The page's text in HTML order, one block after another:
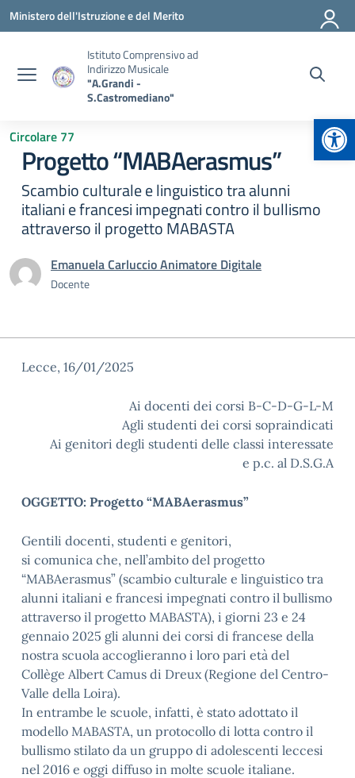
Vai ai contenuti
Vai al menu di navigazione
Vai al footer
Ministero dell'Istruzione e del Merito
Istituto Comprensivo ad
Indirizzo Musicale
"A.Grandi -
S.Castromediano"
Circolare 77
Progetto “MABAerasmus”
Scambio culturale e linguistico tra alunni
italiani e francesi impegnati contro il bullismo
attraverso il progetto MABASTA
Emanuela Carluccio Animatore Digitale
Docente
Lecce, 16/01/2025
Ai docenti dei corsi B-C-D-G-L-M
Agli studenti dei corsi sopraindicati
Ai genitori degli studenti delle classi interessate
e p.c. al D.S.G.A
OGGETTO: Progetto “MABAerasmus”
Gentili docenti, studenti e genitori,
si comunica che, nell’ambito del progetto
“MABAerasmus” (scambio culturale e linguistico tra
alunni italiani e francesi impegnati contro il bullismo
attraverso il progetto MABASTA), i giorni 23 e 24
gennaio 2025 gli alunni dei corsi di francese della
nostra scuola accoglieranno i loro pari età del
Collège Albert Camus di Dreux (Regione del Centro-
Valle della Loira).
In entrambe le scuole, infatti, è stato adottato il
modello MABASTA, un protocollo di lotta contro il
bullismo stilato da un gruppo di adolescenti leccesi
nel 2016 e oggi diffuso in molte scuole italiane.